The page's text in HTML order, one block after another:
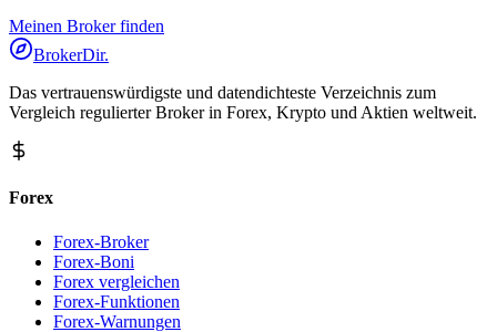
Meinen Broker finden
BrokerDir.
Das vertrauenswürdigste und datendichteste Verzeichnis zum
Vergleich regulierter Broker in Forex, Krypto und Aktien weltweit.
Forex
Forex-Broker
Forex-Boni
Forex vergleichen
Forex-Funktionen
Forex-Warnungen